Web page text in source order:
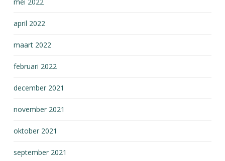
april 2022
maart 2022
februari 2022
december 2021
november 2021
oktober 2021
september 2021